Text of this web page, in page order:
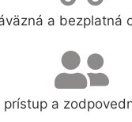
a bezplatná
prístup a